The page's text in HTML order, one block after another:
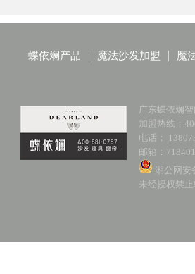
蝶依斓产品 魔法沙发加盟 魔
广东蝶依斓
加盟热线：
电话：
邮箱：
湘公网安
未经授权禁